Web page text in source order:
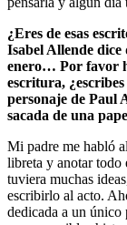
¿Eres de esas
Isabel Allende dice
enero… Por favor
escritura,
personaje de Paul
sacada de una
Mi padre me habló
libreta y anotar todo
tuviera muchas
escribirlo al acto.
dedicada a un